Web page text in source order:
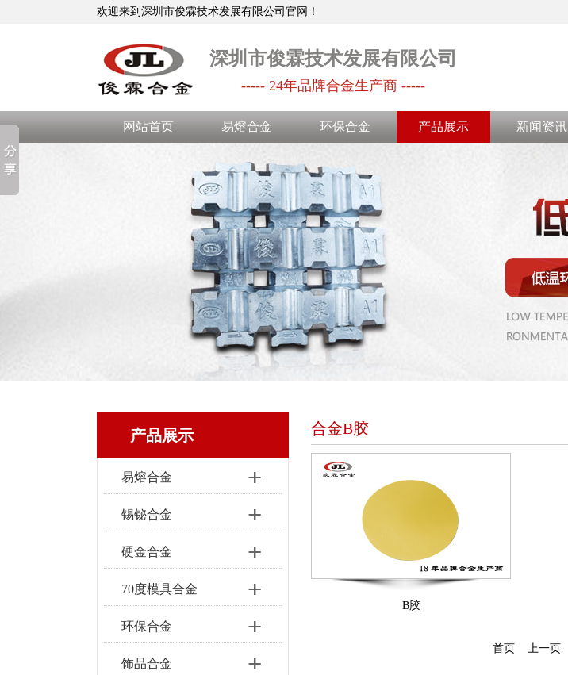
欢迎来到深圳市俊霖技术发展有限公司官网！
深圳市俊霖技术发展有限公司
----- 24年品牌合金生产商 -----
网站首页 易熔合金 环保合金 产品展示 新闻资讯
产品展示
易熔合金
锡铋合金
硬金合金
70度模具合金
环保合金
饰品合金
合金B胶
B胶
首页 上一页